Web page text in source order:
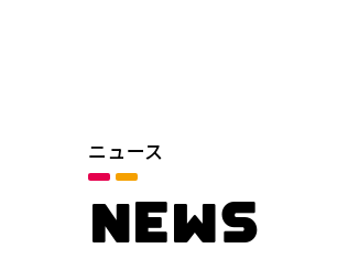
ニュース
NEWS
カテゴリ
サービスニュース